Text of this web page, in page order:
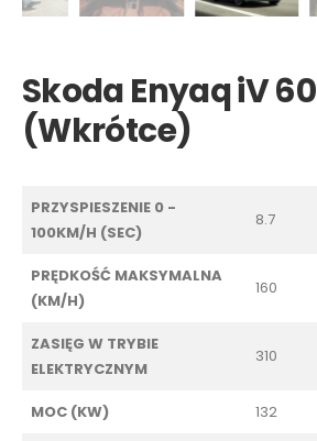
Skoda Enyaq iV 60
(Wkrótce)
PRZYSPIESZENIE 0 -
100KM/H (SEC)
8.7
PRĘDKOŚĆ MAKSYMALNA
(KM/H)
160
ZASIĘG W TRYBIE
ELEKTRYCZNYM
310
MOC (KW) 132